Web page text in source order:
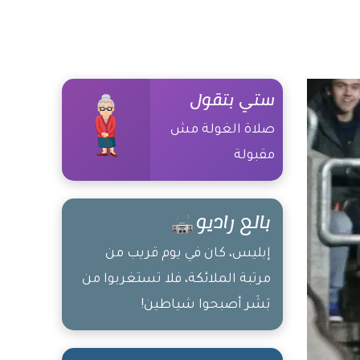
ستي بتقول
صلاة الغولة مش
مقبولة
بالع راديو
إبليس، كان في يوم قريب من
مرتبة الملائكة، فلا تستغربوا من
بَشَر أصبحوا شياطين!